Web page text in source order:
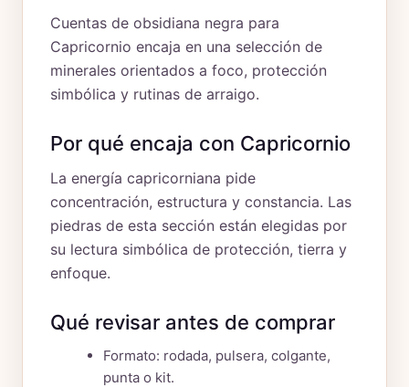
Cuentas de obsidiana negra para
Capricornio encaja en una selección de
minerales orientados a foco, protección
simbólica y rutinas de arraigo.
Por qué encaja con Capricornio
La energía capricorniana pide
concentración, estructura y constancia. Las
piedras de esta sección están elegidas por
su lectura simbólica de protección, tierra y
enfoque.
Qué revisar antes de comprar
Formato: rodada, pulsera, colgante,
punta o kit.